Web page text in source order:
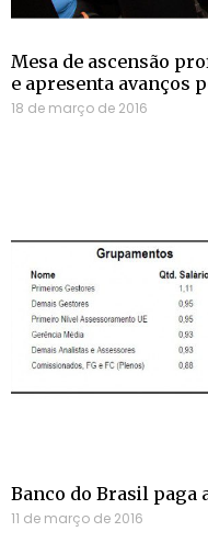
Mesa de ascensão
e apresenta avanços
18 de março de 2016
Banco do Brasil paga
11 de março de 2016